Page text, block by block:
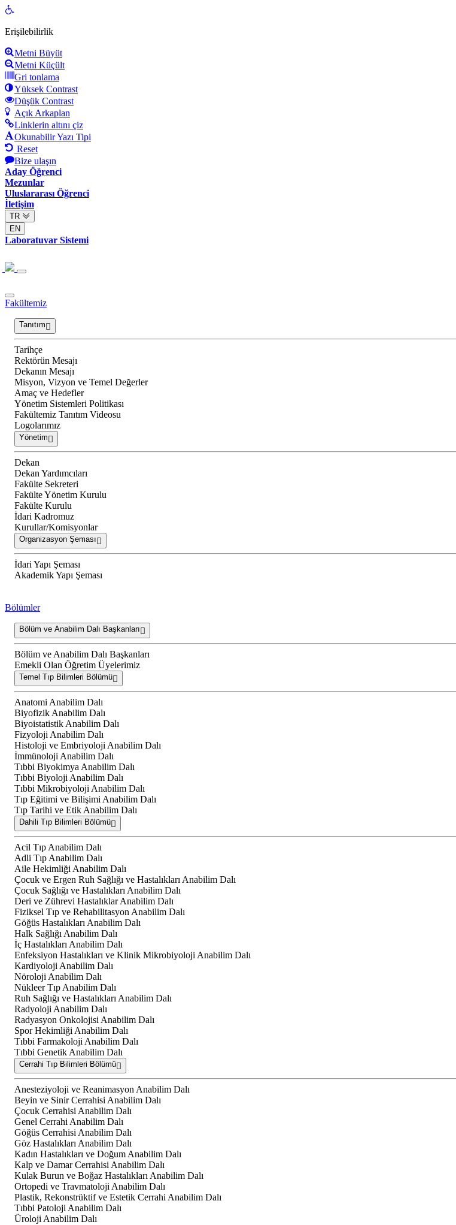
Open
Erişilebilirlik
Metni Büyüt
Metni Küçült
Gri tonlama
Yüksek Contrast
Düşük Contrast
Açık Arkaplan
Linklerin altını çiz
Okunabilir Yazı Tipi
Reset
Bize ulaşın
Aday Öğrenci
Mezunlar
Uluslararası Öğrenci
İletişim
TR
EN
Laboratuvar Sistemi
Fakültemiz
Tanıtım
Tarihçe
Rektörün Mesajı
Dekanın Mesajı
Misyon, Vizyon ve Temel Değerler
Amaç ve Hedefler
Yönetim Sistemleri Politikası
Fakültemiz Tanıtım Videosu
Logolarımız
Yönetim
Dekan
Dekan Yardımcıları
Fakülte Sekreteri
Fakülte Yönetim Kurulu
Fakülte Kurulu
İdari Kadromuz
Kurullar/Komisyonlar
Organizasyon Şeması
İdari Yapı Şeması
Akademik Yapı Şeması
Bölümler
Bölüm ve Anabilim Dalı Başkanları
Bölüm ve Anabilim Dalı Başkanları
Emekli Olan Öğretim Üyelerimiz
Temel Tıp Bilimleri Bölümü
Anatomi Anabilim Dalı
Biyofizik Anabilim Dalı
Biyoistatistik Anabilim Dalı
Fizyoloji Anabilim Dalı
Histoloji ve Embriyoloji Anabilim Dalı
İmmünoloji Anabilim Dalı
Tıbbi Biyokimya Anabilim Dalı
Tıbbi Biyoloji Anabilim Dalı
Tıbbi Mikrobiyoloji Anabilim Dalı
Tıp Eğitimi ve Bilişimi Anabilim Dalı
Tıp Tarihi ve Etik Anabilim Dalı
Dahili Tıp Bilimleri Bölümü
Acil Tıp Anabilim Dalı
Adli Tıp Anabilim Dalı
Aile Hekimliği Anabilim Dalı
Çocuk ve Ergen Ruh Sağlığı ve Hastalıkları Anabilim Dalı
Çocuk Sağlığı ve Hastalıkları Anabilim Dalı
Deri ve Zührevi Hastalıklar Anabilim Dalı
Fiziksel Tıp ve Rehabilitasyon Anabilim Dalı
Göğüs Hastalıkları Anabilim Dalı
Halk Sağlığı Anabilim Dalı
İç Hastalıkları Anabilim Dalı
Enfeksiyon Hastalıkları ve Klinik Mikrobiyoloji Anabilim Dalı
Kardiyoloji Anabilim Dalı
Nöroloji Anabilim Dalı
Nükleer Tıp Anabilim Dalı
Ruh Sağlığı ve Hastalıkları Anabilim Dalı
Radyoloji Anabilim Dalı
Radyasyon Onkolojisi Anabilim Dalı
Spor Hekimliği Anabilim Dalı
Tıbbi Farmakoloji Anabilim Dalı
Tıbbi Genetik Anabilim Dalı
Cerrahi Tıp Bilimleri Bölümü
Anesteziyoloji ve Reanimasyon Anabilim Dalı
Beyin ve Sinir Cerrahisi Anabilim Dalı
Çocuk Cerrahisi Anabilim Dalı
Genel Cerrahi Anabilim Dalı
Göğüs Cerrahisi Anabilim Dalı
Göz Hastalıkları Anabilim Dalı
Kadın Hastalıkları ve Doğum Anabilim Dalı
Kalp ve Damar Cerrahisi Anabilim Dalı
Kulak Burun ve Boğaz Hastalıkları Anabilim Dalı
Ortopedi ve Travmatoloji Anabilim Dalı
Plastik, Rekonstrüktif ve Estetik Cerrahi Anabilim Dalı
Tıbbi Patoloji Anabilim Dalı
Üroloji Anabilim Dalı